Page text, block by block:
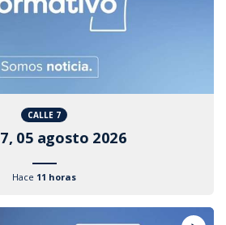
CALLE 7
05 agosto 2026
Hace 11 horas